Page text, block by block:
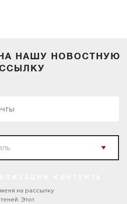
НАШУ НОВОСТНУЮ
на рассылку
Этот